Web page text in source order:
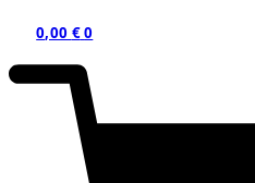
0,00 €0